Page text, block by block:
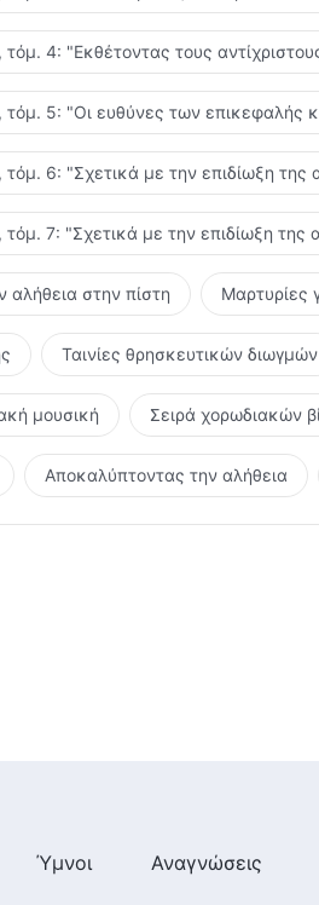
4: "Εκθέτοντας τους
τόμ. 5: "Οι ευθύνες των επικεφαλής
6: "Σχετικά με την επιδίωξη της
7: "Σχετικά με την επιδίωξη της
στην πίστη Μαρτυρίες
Ταινίες θρησκευτικών διωγμών
μουσική Σειρά χορωδιακών
Αποκαλύπτοντας την αλήθεια
Ύμνοι Αναγνώσεις